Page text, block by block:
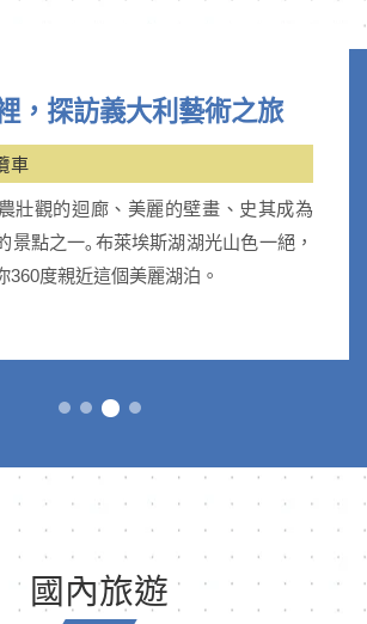
，探訪義大利藝術之旅
車
壯觀的迴廊、美麗的壁畫、史其成為
景點之一｡布萊埃斯湖湖光山色一絕，
360度親近這個美麗湖泊。
國內旅遊